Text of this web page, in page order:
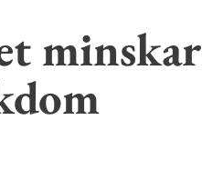
minskar